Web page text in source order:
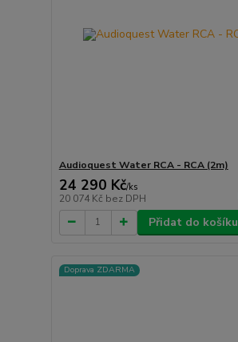
Audioquest Water RCA - RCA (2m)
24 290 Kč/ks
20 074 Kč bez DPH
Přidat do košíku
Doprava ZDARMA